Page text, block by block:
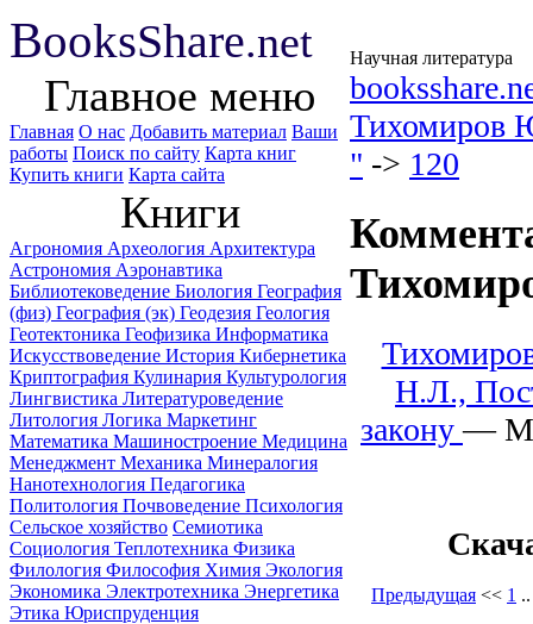
BooksShare.net Научная литература
Главное меню
Главная О нас Добавить материал Ваши
работы Поиск по сайту Карта книг
Купить книги Карта сайта
Книги
Агрономия Археология Архитектура
Астрономия Аэронавтика
Библиотековедение Биология География
(физ) География (эк) Геодезия Геология
Геотектоника Геофизика Информатика
Искусствоведение История Кибернетика
Криптография Кулинария Культурология
Лингвистика Литературоведение
Литология Логика Маркетинг
Математика Машиностроение Медицина
Менеджмент Механика Минералогия
Нанотехнология Педагогика
Политология Почвоведение Психология
Сельское хозяйство Семиотика
Социология Теплотехника Физика
Филология Философия Химия Экология
Экономика Электротехника Энергетика
Этика Юриспруденция
" -> 120
Н.Л.,
закону—
Предыдущая << 1